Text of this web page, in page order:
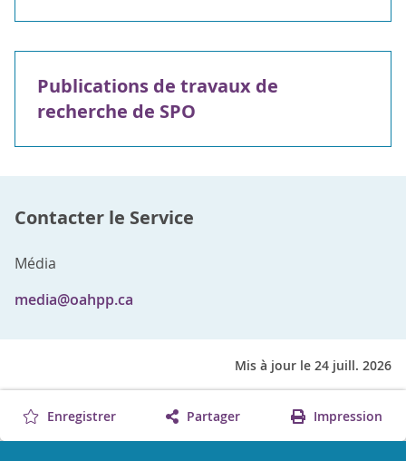
Publications de travaux de
recherche de SPO
Contacter le Service
Média
media@oahpp.ca
Mis à jour le 24 juill. 2026
Enregistrer Partager Impression